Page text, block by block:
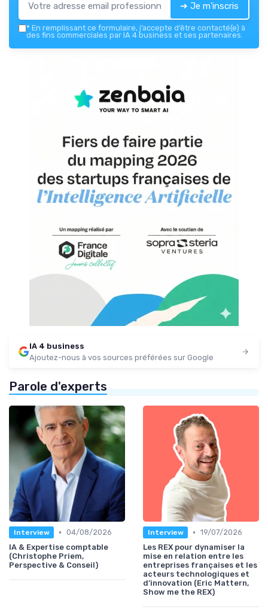
➔ Je m'inscris
* En remplissant ce formulaire, j’accepte d’être contacté(e) à
des fins commerciales par IA 4 business et ses partenaires.
IA 4 business
Ajoutez-nous à vos sources préférées sur Google
Parole d'experts
Interview • 04/08/2026
IA & Expertise comptable
(Christophe Priem,
Perspective & Conseil)
Interview • 19/07/2026
Les REX pour dynamiser la
mise en relation entre les
entreprises françaises et les
acteurs technologiques et
d’innovation (Eric Mattern,
Show me the REX)